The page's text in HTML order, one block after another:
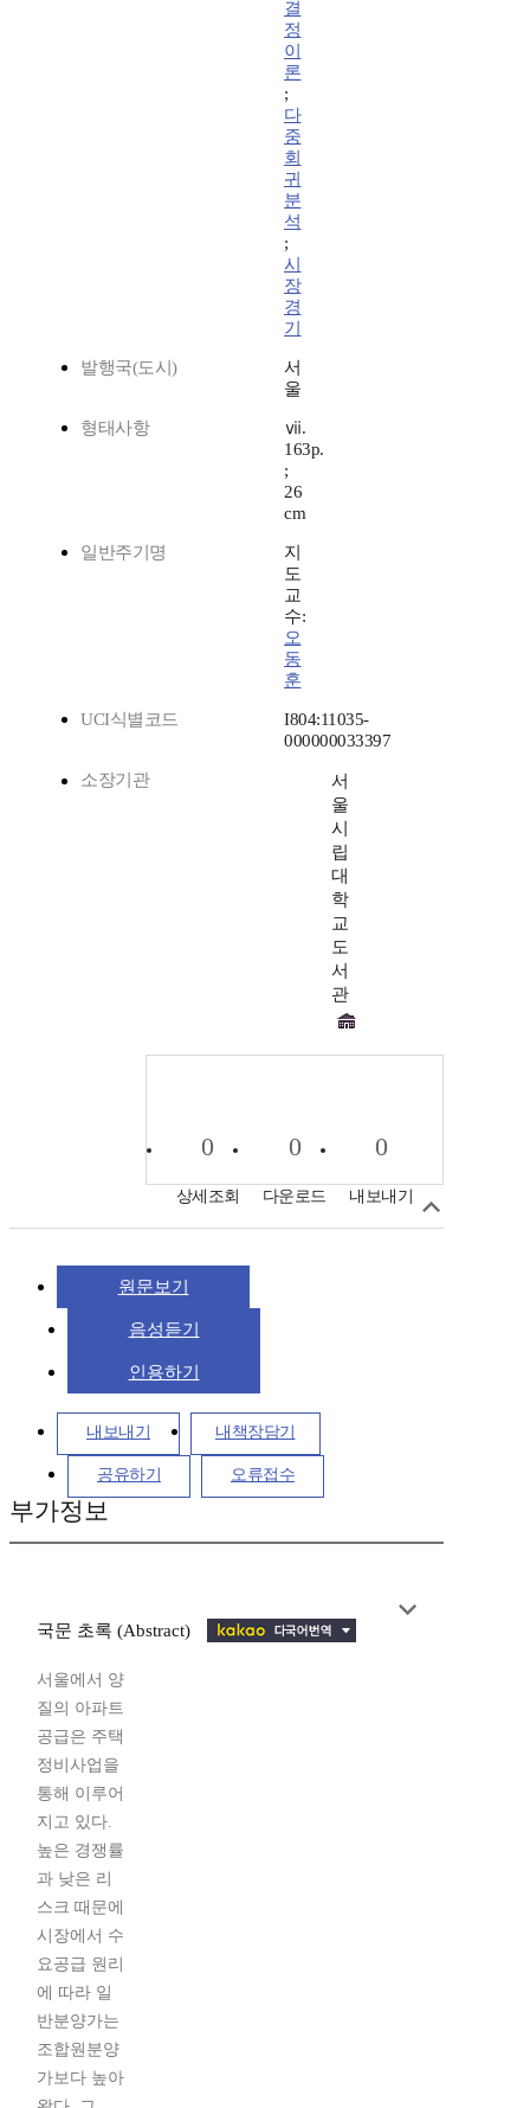
결
정
이
론
;
다
중
회
귀
분
석
;
시
장
경
기
발행국(도시)
서
울
형태사항
ⅶ.
163p.
;
26
cm
일반주기명
지
도
교
수:
오
동
훈
UCI식별코드
I804:11035-
000000033397
소장기관
서
울
시
립
대
학
교
도
서
관
0
상세조회
0
다운로드
0
내보내기
원문보기
음성듣기
인용하기
내보내기 내책장담기
공유하기 오류접수
부가정보
국문 초록 (Abstract)
서울에서 양
질의 아파트
공급은 주택
정비사업을
통해 이루어
지고 있다.
높은 경쟁률
과 낮은 리
스크 때문에
시장에서 수
요공급 원리
에 따라 일
반분양가는
조합원분양
가보다 높아